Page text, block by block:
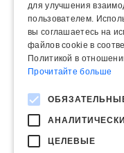
для улучшения
пользователем.
вы соглашаетесь на
файлов cookie в
Политикой в
Прочитайте больше
ЦЕЛЕВЫЕ